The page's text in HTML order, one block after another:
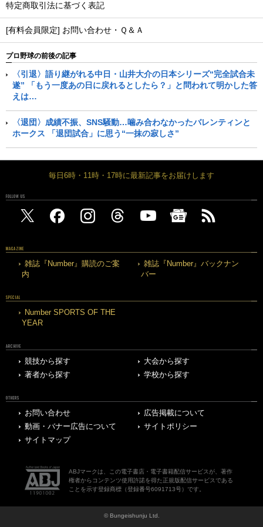
特定商取引法に基づく表記
[有料会員限定] お問い合わせ・Ｑ＆Ａ
プロ野球の前後の記事
〈引退〉語り継がれる中日・山井大介の日本シリーズ“完全試合未
遂” 「もう一度あの日に戻れるとしたら？」と問われて明かした答
えは…
〈退団〉成績不振、SNS騒動…噛み合わなかったバレンティンと
ホークス 「退団試合」に思う“一抹の寂しさ”
毎日6時・11時・17時に最新記事をお届けします
FOLLOW US
MAGAZINE
雑誌『Number』購読のご案
内
雑誌『Number』バックナン
バー
SPECIAL
Number SPORTS OF THE
YEAR
ARCHIVE
競技から探す
大会から探す
著者から探す
学校から探す
OTHERS
お問い合わせ
広告掲載について
動画・バナー広告について
サイトポリシー
サイトマップ
ABJマークは、この電子書店・電子書籍配信サービスが、著作
権者からコンテンツ使用許諾を得た正規版配信サービスである
ことを示す登録商標（登録番号6091713号）です。
© Bungeishunju Ltd.